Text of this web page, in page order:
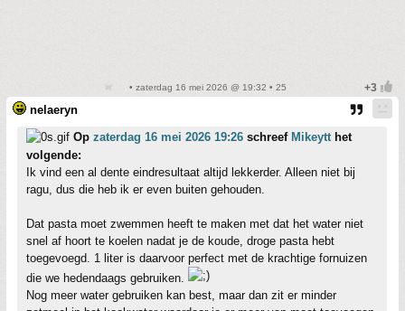
• zaterdag 16 mei 2026 @ 19:32 • 25
nelaeryn
Op zaterdag 16 mei 2026 19:26 schreef Mikeytt het
volgende:
Ik vind een al dente eindresultaat altijd lekkerder. Alleen niet bij
ragu, dus die heb ik er even buiten gehouden.
Dat pasta moet zwemmen heeft te maken met dat het water niet
snel af hoort te koelen nadat je de koude, droge pasta hebt
toegevoegd. 1 liter is daarvoor perfect met de krachtige fornuizen
die we hedendaags gebruiken.
Nog meer water gebruiken kan best, maar dan zit er minder